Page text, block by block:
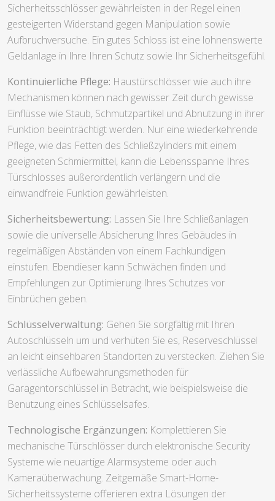
Sicherheitsschlösser gewährleisten in der Regel einen
gesteigerten Widerstand gegen Manipulation sowie
Aufbruchversuche. Ein gutes Schloss ist eine lohnenswerte
Geldanlage in Ihre Ihren Schutz sowie Ihr Sicherheitsgefühl.
Kontinuierliche Pflege: Haustürschlösser wie auch ihre
Mechanismen können nach gewisser Zeit durch gewisse
Einflüsse wie Staub, Schmutzpartikel und Abnutzung in ihrer
Funktion beeinträchtigt werden. Nur eine wiederkehrende
Pflege, wie das Fetten des Schließzylinders mit einem
geeigneten Schmiermittel, kann die Lebensspanne Ihres
Türschlosses außerordentlich verlängern und die
einwandfreie Funktion gewährleisten.
Sicherheitsbewertung: Lassen Sie Ihre Schließanlagen
sowie die universelle Absicherung Ihres Gebäudes in
regelmäßigen Abständen von einem Fachkundigen
einstufen. Ebendieser kann Schwächen finden und
Empfehlungen zur Optimierung Ihres Schutzes vor
Einbrüchen geben.
Schlüsselverwaltung: Gehen Sie sorgfältig mit Ihren
Autoschlüsseln um und verhüten Sie es, Reserveschlüssel
an leicht einsehbaren Standorten zu verstecken. Ziehen Sie
verlässliche Aufbewahrungsmethoden für
Garagentorschlüssel in Betracht, wie beispielsweise die
Benutzung eines Schlüsselsafes.
Technologische Ergänzungen: Komplettieren Sie
mechanische Türschlösser durch elektronische Security
Systeme wie neuartige Alarmsysteme oder auch
Kameraüberwachung. Zeitgemäße Smart-Home-
Sicherheitssysteme offerieren extra Lösungen der